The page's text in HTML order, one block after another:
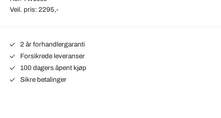
Veil. pris: 2295,-
2 år forhandlergaranti
Forsikrede leveranser
100 dagers åpent kjøp
Sikre betalinger